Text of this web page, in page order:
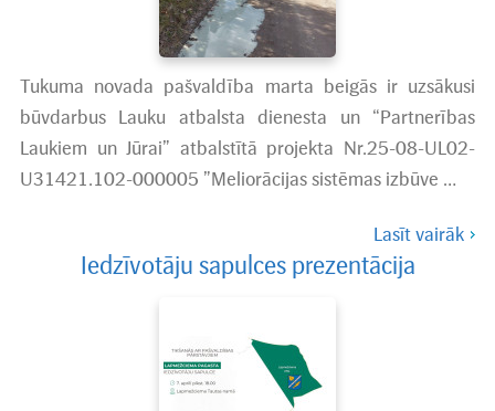
Tukuma novada pašvaldība marta beigās ir uzsākusi
būvdarbus Lauku atbalsta dienesta un “Partnerības
Laukiem un Jūrai” atbalstītā projekta Nr.25-08-UL02-
U31421.102-000005 ”Meliorācijas sistēmas izbūve …
Lasīt vairāk
Iedzīvotāju sapulces prezentācija